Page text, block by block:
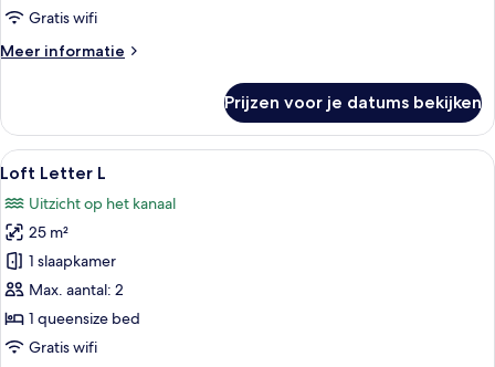
Gratis wifi
Meer informatie
Meer
Letter
Prijzen voor je datums bekijken
Alle
foto's
voor
Loft
Letter
L
laden
Een moderne slaapkamer met een
6
Loft Letter L
Uitzicht op het kanaal
25 m²
1 slaapkamer
Max. aantal: 2
1 queensize bed
Gratis wifi